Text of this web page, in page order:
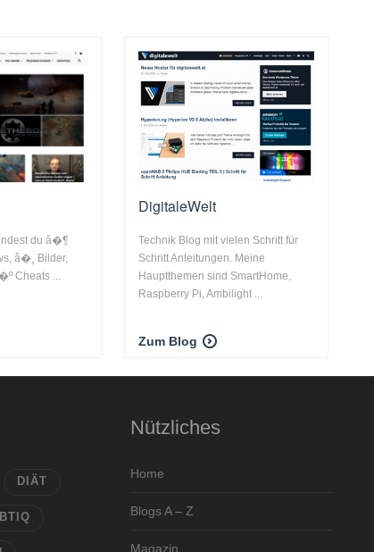
du â�¶
â�¸ Bilder,
Cheats ...
DigitaleWelt
Technik Blog mit vielen Schritt für
Schritt Anleitungen. Meine
Hauptthemen sind SmartHome,
Raspberry Pi, Ambilight ...
Zum Blog
DIÄT
Nützliches
Home
Blogs A – Z
Magazin